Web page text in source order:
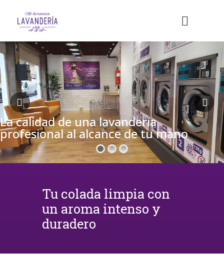
La calidad de una lavandería
profesional al alcance de tu mano
Tu colada limpia con
un aroma intenso y
duradero